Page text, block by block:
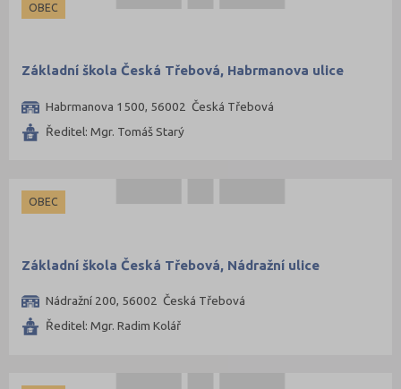
OBEC
Základní škola Česká Třebová, Habrmanova ulice
Habrmanova 1500, 56002 Česká Třebová
Ředitel: Mgr. Tomáš Starý
OBEC
Základní škola Česká Třebová, Nádražní ulice
Nádražní 200, 56002 Česká Třebová
Ředitel: Mgr. Radim Kolář